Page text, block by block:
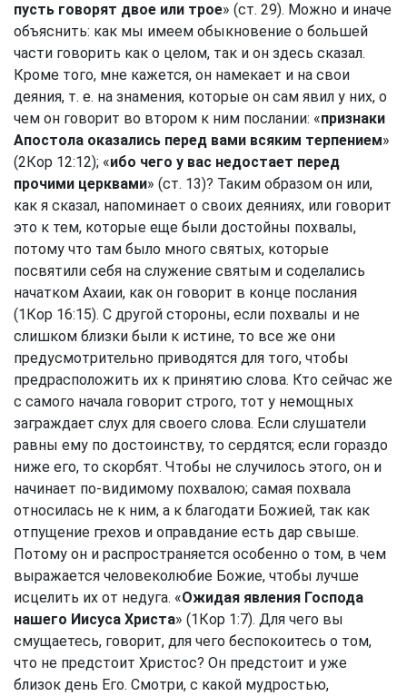
пусть говорят двое или трое» (ст. 29). Можно и иначе
объяснить: как мы имеем обыкновение о большей
части говорить как о целом, так и он здесь сказал.
Кроме того, мне кажется, он намекает и на свои
деяния, т. е. на знамения, которые он сам явил у них, о
чем он говорит во втором к ним послании: «признаки
Апостола оказались перед вами всяким терпением»
(2Кор 12:12); «ибо чего у вас недостает перед
прочими церквами» (ст. 13)? Таким образом он или,
как я сказал, напоминает о своих деяниях, или говорит
это к тем, которые еще были достойны похвалы,
потому что там было много святых, которые
посвятили себя на служение святым и соделались
начатком Ахаии, как он говорит в конце послания
(1Кор 16:15). С другой стороны, если похвалы и не
слишком близки были к истине, то все же они
предусмотрительно приводятся для того, чтобы
предрасположить их к принятию слова. Кто сейчас же
с самого начала говорит строго, тот у немощных
заграждает слух для своего слова. Если слушатели
равны ему по достоинству, то сердятся; если гораздо
ниже его, то скорбят. Чтобы не случилось этого, он и
начинает по-видимому похвалою; самая похвала
относилась не к ним, а к благодати Божией, так как
отпущение грехов и оправдание есть дар свыше.
Потому он и распространяется особенно о том, в чем
выражается человеколюбие Божие, чтобы лучше
исцелить их от недуга. «Ожидая явления Господа
нашего Иисуса Христа» (1Кор 1:7). Для чего вы
смущаетесь, говорит, для чего беспокоитесь о том,
что не предстоит Христос? Он предстоит и уже
близок день Его. Смотри, с какой мудростью,